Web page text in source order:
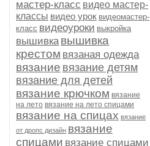
мастер-класс видео мастер-
классы видео урок видеомастер-
класс видеоуроки выкройка
вышивка вышивка
крестом вязаная одежда
вязание вязание детям
вязание для детей
вязание крючком вязание
на лето вязание на лето спицами
вязание на спицах вязание
от дропс дизайн вязание
спицами вязание спицами